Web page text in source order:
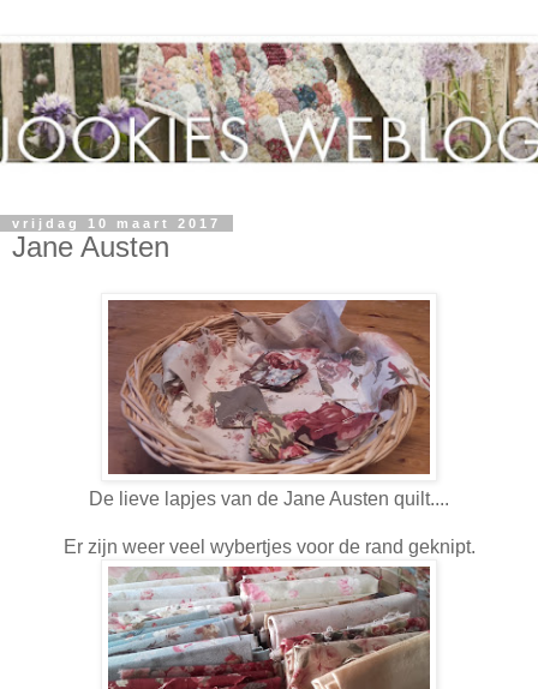
vrijdag 10 maart 2017
Jane Austen
De lieve lapjes van de Jane Austen quilt....
Er zijn weer veel wybertjes voor de rand geknipt.